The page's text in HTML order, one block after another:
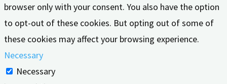
browser only with your consent. You also have the option
to opt-out of these cookies. But opting out of some of
these cookies may affect your browsing experience.
Necessary
Necessary